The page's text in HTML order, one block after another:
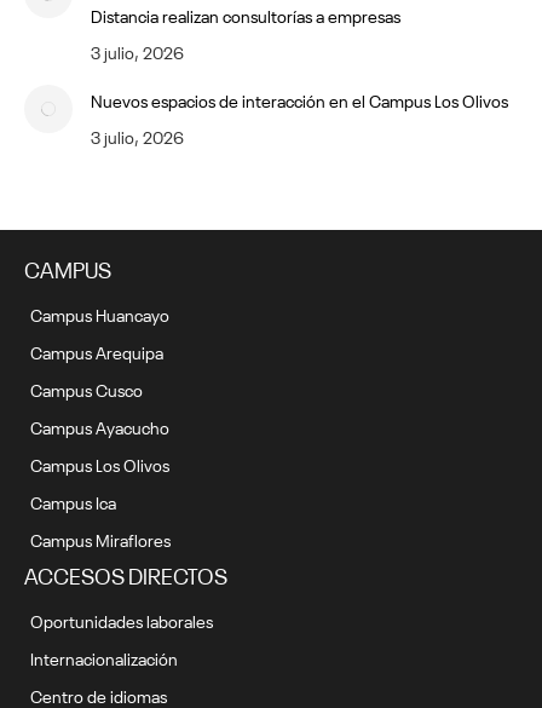
Distancia realizan consultorías a empresas
3 julio, 2026
Nuevos espacios de interacción en el Campus Los Olivos
3 julio, 2026
CAMPUS
Campus Huancayo
Campus Arequipa
Campus Cusco
Campus Ayacucho
Campus Los Olivos
Campus Ica
Campus Miraflores
ACCESOS DIRECTOS
Oportunidades laborales
Internacionalización
Centro de idiomas